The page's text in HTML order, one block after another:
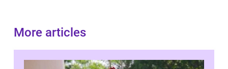
More articles